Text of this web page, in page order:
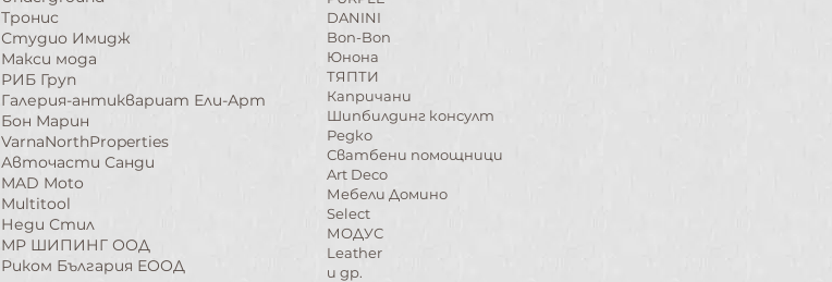
Тронис
Студио Имидж
Макси мода
РИБ Груп
Галерия-антиквариат Ели-Арт
Бон Марин
VarnaNorthProperties
Авточасти Санди
MAD Moto
Multitool
Неди Стил
​МР ШИПИНГ ООД
Риком България ЕООД​
DANINI
Bon-Bon
Юнона
ТЯПТИ
Капричани
​Шипбилдинг консулт
Редко
Сватбени помощници
Art Deco
Мебели Домино
Select
МОДУС
Leather
и др.